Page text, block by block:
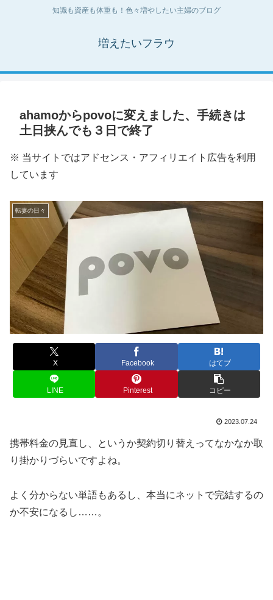
知識も資産も体重も！色々増やしたい主婦のブログ
増えたいフラウ
ahamoからpovoに変えました、手続きは
土日挟んでも３日で終了
※ 当サイトではアドセンス・アフィリエイト広告を利用
しています
転妻の日々
X Facebook はてブ
LINE Pinterest コピー
2023.07.24
携帯料金の見直し、というか契約切り替えってなかなか取
り掛かりづらいですよね。
よく分からない単語もあるし、本当にネットで完結するの
か不安になるし……。